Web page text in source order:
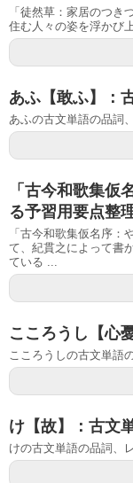
「徒然草：家居のつき
住む人々の姿を浮かび
あふ【敢ふ】：
あふの古文単語の品詞
「古今和歌集仮
る予習用要点整
「古今和歌集仮名序：
て、紀貫之によって書
ている ...
こころうし【心
こころうしの古文単語
け【故】：古文
けの古文単語の品詞、